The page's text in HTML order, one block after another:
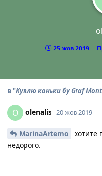
25 жов 2019
в "Куплю коньки бу Graf
O olenalis 20 жов 2019
MarinaArtemo
хотите
недорого.